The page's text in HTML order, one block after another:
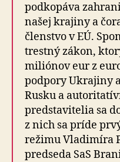
podkopáva
našej krajiny a
členstvo v EÚ.
trestný zákon,
miliónov eur z
podpory Ukrajiny
Rusku a
predstavitelia sa
z nich sa príde
režimu Vladimíra
predseda SaS